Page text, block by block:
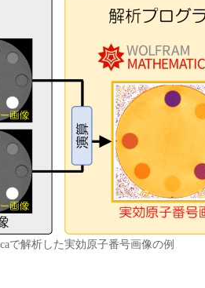
で解析した実効原子番号画像の例